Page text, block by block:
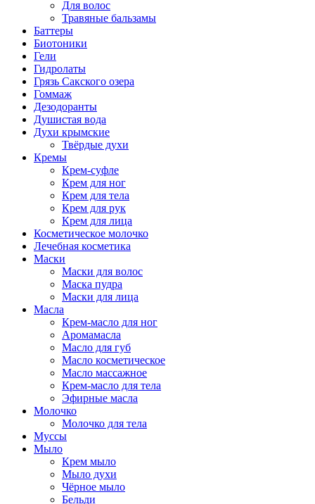
Для волос
Травяные бальзамы
Баттеры
Биотоники
Гели
Гидролаты
Грязь Сакского озера
Гоммаж
Дезодоранты
Душистая вода
Духи крымские
Твёрдые духи
Кремы
Крем-суфле
Крем для ног
Крем для тела
Крем для рук
Крем для лица
Косметическое молочко
Лечебная косметика
Маски
Маски для волос
Маска пудра
Маски для лица
Масла
Крем-масло для ног
Аромамасла
Масло для губ
Масло косметическое
Масло массажное
Крем-масло для тела
Эфирные масла
Молочко
Молочко для тела
Муссы
Мыло
Крем мыло
Мыло духи
Чёрное мыло
Бельди